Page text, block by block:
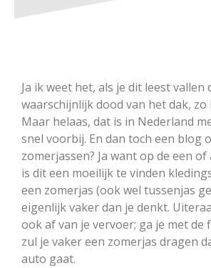
Ja ik weet het, als je dit leest vallen
waarschijnlijk dood van het dak, zo
Maar helaas, dat is in Nederland
snel voorbij. En dan toch een blog
zomerjassen? Ja want op de een
is dit een moeilijk te vinden
een zomerjas (ook wel tussenjas
eigenlijk vaker dan je denkt.
ook af van je vervoer; ga je met de
zul je vaker een zomerjas dragen
auto gaat.